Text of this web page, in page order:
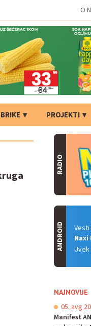
O
PROJEKTI
RADIO
Vesti
Naxi
Uvek
ANDROID
NAJNOVIJE
05. avg
Manifest